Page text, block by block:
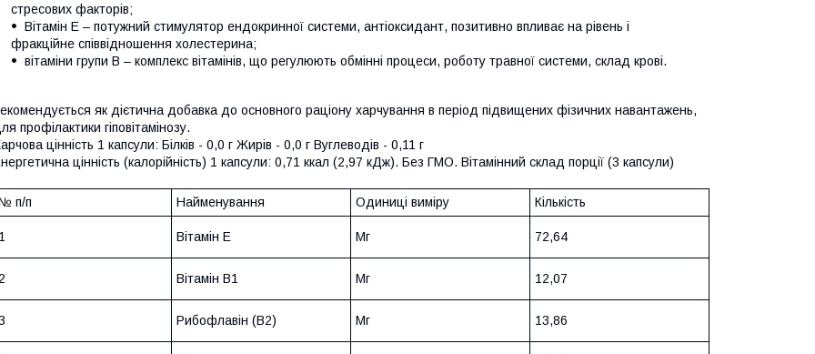
стресових факторів;
Вітамін Е – потужний стимулятор ендокринної системи, антіоксидант, позитивно впливає на рівень і
фракційне співвідношення холестерина;
вітаміни групи В – комплекс вітамінів, що регулюють обмінні процеси, роботу травної системи, склад крові.
як дієтична добавка до основного раціону харчування в період підвищених фізичних навантажень,
профілактики гіповітамінозу.
цінність 1 капсули: Білків - 0,0 г Жирів - 0,0 г Вуглеводів - 0,11 г
цінність (калорійність) 1 капсули: 0,71 ккал (2,97 кДж). Без ГМО. Вітамінний склад порції (3 капсули)
№ п/п Найменування Одиниці виміру Кількість
1 Вітамін Е Мг 72,64
2 Вітамін В1 Мг 12,07
Рибофлавін (В2) Мг 13,86